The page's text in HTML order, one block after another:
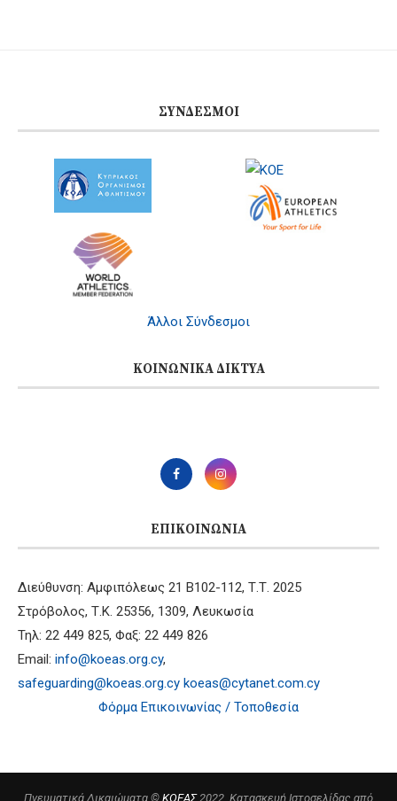
ΣΎΝΔΕΣΜΟΙ
Άλλοι Σύνδεσμοι
ΚΟΙΝΩΝΙΚΆ ΔΊΚΤΥΑ
ΕΠΙΚΟΙΝΩΝΊΑ
Διεύθυνση: Αμφιπόλεως 21 B102-112, Τ.Τ. 2025
Στρόβολος, Τ.Κ. 25356, 1309, Λευκωσία
Τηλ: 22 449 825, Φαξ: 22 449 826
Email: info@koeas.org.cy,
safeguarding@koeas.org.cy koeas@cytanet.com.cy
Φόρμα Επικοινωνίας / Τοποθεσία
Πνευματικά Δικαιώματα © ΚΟΕΑΣ2022. Κατασκευή Ιστοσελίδας από